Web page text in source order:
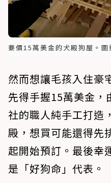
要價15萬美金的犬殿狗屋。圖
然而想讓毛孩入住豪
先得手握15萬美金，
社的職人純手工打造
殿，想買可能還得先
起開始預訂。最後幸
是「好狗命」代表。